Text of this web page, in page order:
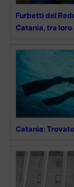
Furbetti del
Catania, tra loro
Catania: